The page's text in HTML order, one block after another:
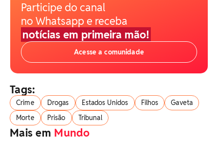
Participe do canal
no Whatsapp e receba
notícias em primeira mão!
Acesse a comunidade
Tags:
Crime Drogas Estados Unidos Filhos
Gaveta
Morte
Prisão Tribunal
Mais em Mundo